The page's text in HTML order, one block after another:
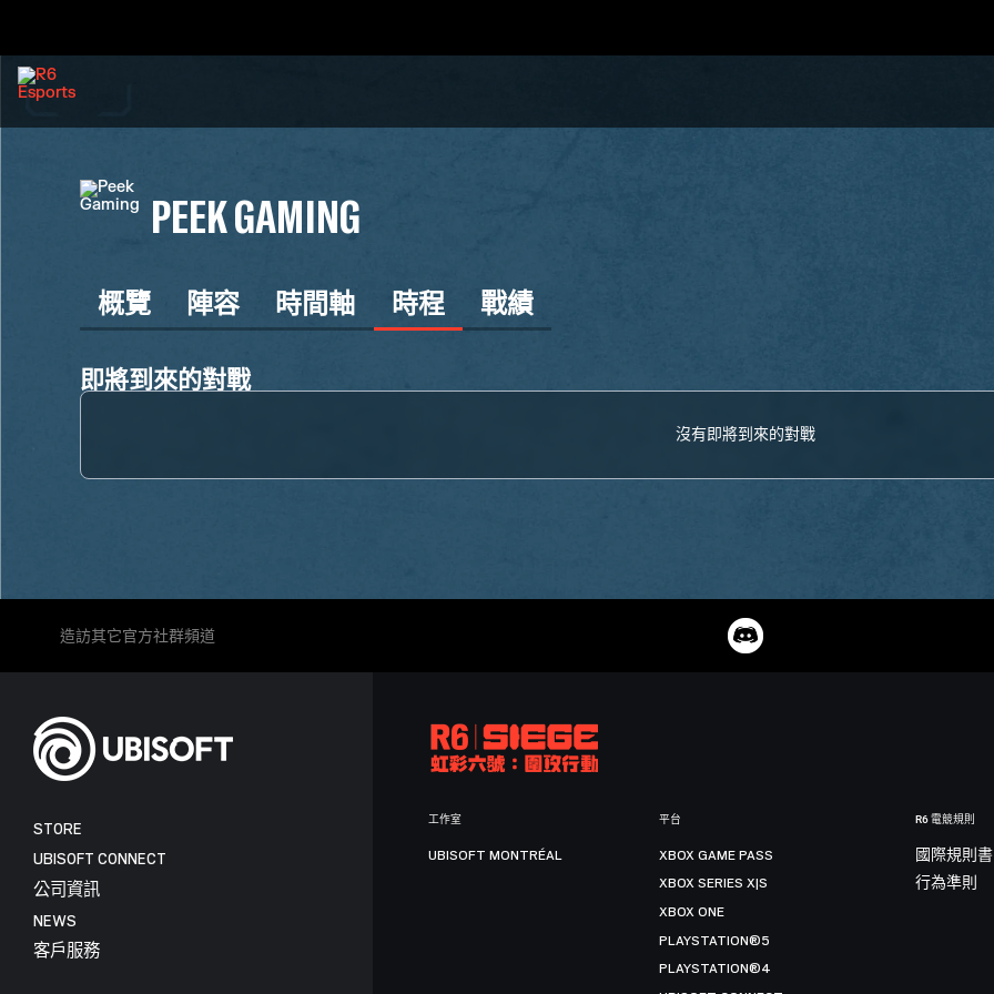
PEEK GAMING
概覽 陣容 時間軸 時程 戰績
即將到來的對戰
沒有即將到來的對戰
造訪其它官方社群頻道
STORE
UBISOFT CONNECT
公司資訊
NEWS
客戶服務
工作室
UBISOFT MONTRÉAL
平台
XBOX GAME PASS
XBOX SERIES X|S
XBOX ONE
PLAYSTATION®5
PLAYSTATION®4
R6 電競規則
國際規則書
行為準則